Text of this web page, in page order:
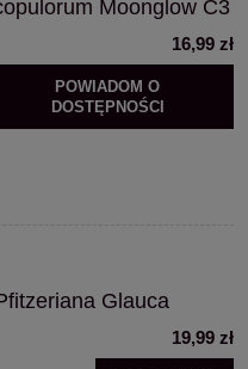
Moonglow C3
16,99 zł
POWIADOM O
DOSTĘPNOŚCI
Glauca
19,99 zł